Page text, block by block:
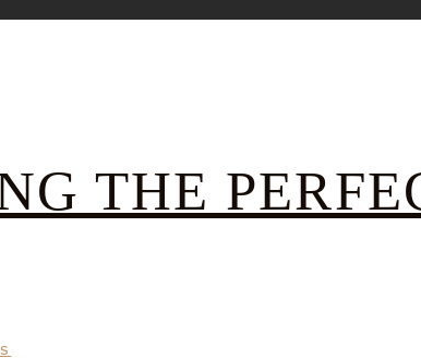
THE